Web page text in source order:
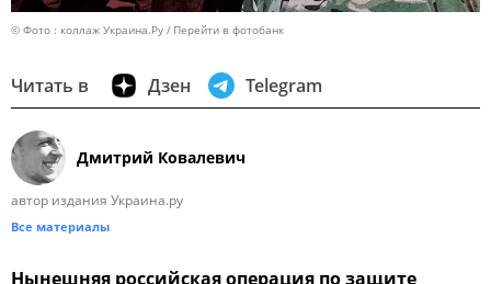
© Фото : коллаж Украина.Ру Перейти в фотобанк
Читать в Дзен Telegram
Дмитрий Ковалевич
автор издания Украина.ру
Все материалы
Нынешняя российская операция по защите